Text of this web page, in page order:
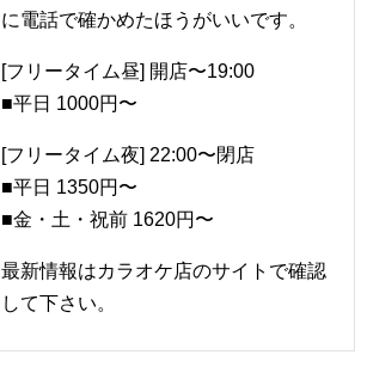
に電話で確かめたほうがいいです。
[フリータイム昼] 開店〜19:00
■平日 1000円〜
[フリータイム夜] 22:00〜閉店
■平日 1350円〜
■金・土・祝前 1620円〜
最新情報はカラオケ店のサイトで確認
して下さい。